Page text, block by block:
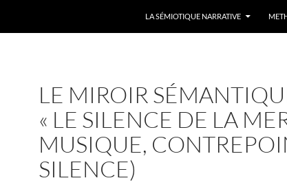
LA SÉMIOTIQUE NARRATIVE
LE MIROIR
« LE SILENCE DE LA
MUSIQUE,
SILENCE)